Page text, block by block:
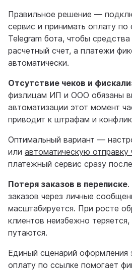
Правильное решение —
сервис и принимать оплату по
Telegram бота, чтобы
расчетный счет, а платежи
автоматически.
Отсутствие чеков и
физлицам ИП и ООО обязаны
автоматизации этот момент
приводит к штрафам и
Оптимальный вариант —
или автоматическую отправку
платежный сервис сразу
Потеря заказов в переписке.
заказов через личные
масштабируется. При росте
клиентов неизбежно
путаются.
Единый сценарий оформления
оплату по ссылке помогает